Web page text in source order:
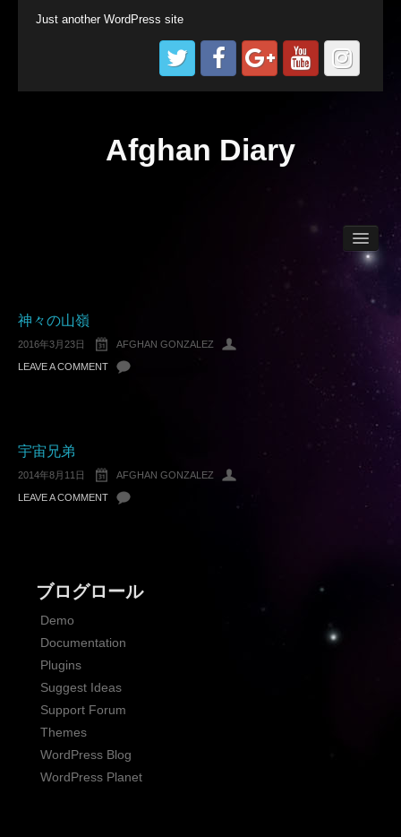
Just another WordPress site
Afghan Diary
神々の山嶺
2016年3月23日 AFGHAN GONZALEZ
LEAVE A COMMENT
宇宙兄弟
2014年8月11日 AFGHAN GONZALEZ
LEAVE A COMMENT
ブログロール
Demo
Documentation
Plugins
Suggest Ideas
Support Forum
Themes
WordPress Blog
WordPress Planet